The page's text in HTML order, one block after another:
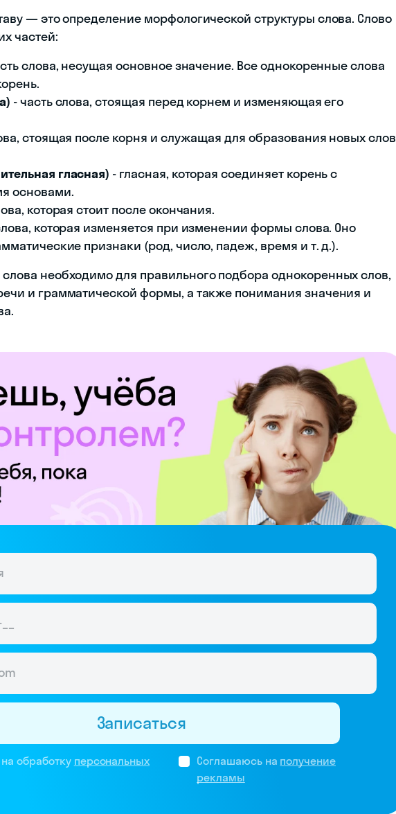
— это определение морфологической структуры слова. Слово
частей:
слова, несущая основное значение. Все однокоренные слова
- часть слова, стоящая перед корнем и изменяющая его
стоящая после корня и служащая для образования новых слов
гласная) - гласная, которая соединяет корень с
основами.
которая стоит после окончания.
которая изменяется при изменении формы слова. Оно
признаки (род, число, падеж, время и т. д.).
необходимо для правильного подбора однокоренных слов,
и грамматической формы, а также понимания значения и
обработку персональных
Соглашаюсь на получение
рекламы
Записаться